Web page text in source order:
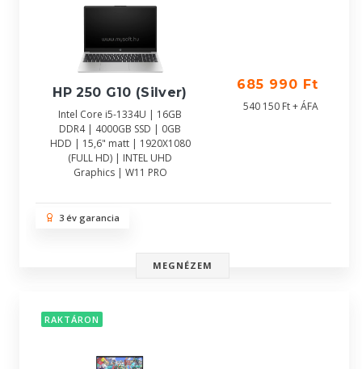
HP 250 G10 (Silver)
Intel Core i5-1334U | 16GB
DDR4 | 4000GB SSD | 0GB
HDD | 15,6" matt | 1920X1080
(FULL HD) | INTEL UHD
Graphics | W11 PRO
685 990 Ft
540 150 Ft + ÁFA
3 év garancia
MEGNÉZEM
RAKTÁRON